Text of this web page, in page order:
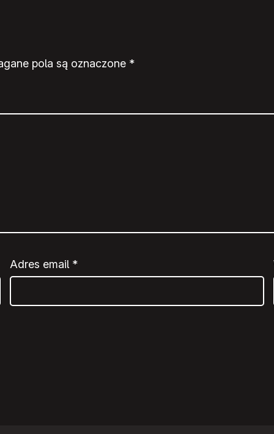
pola są oznaczone *
Adres email *